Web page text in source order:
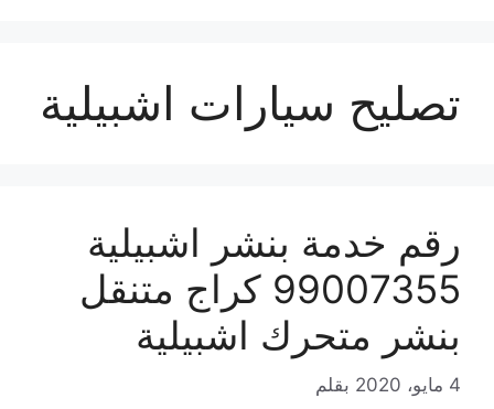
تصليح سيارات اشبيلية
رقم خدمة بنشر اشبيلية
99007355 كراج متنقل
بنشر متحرك اشبيلية
4 مايو، 2020 بقلم